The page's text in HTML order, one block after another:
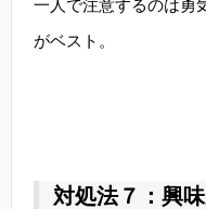
一人で注意するのは勇
がベスト。
対処法７：興